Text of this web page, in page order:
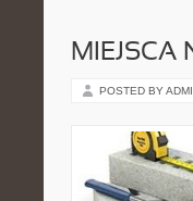
MIEJSCA
POSTED BY